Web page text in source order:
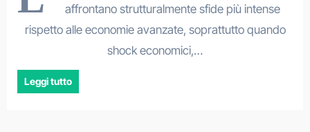
affrontano strutturalmente sfide più intense
rispetto alle economie avanzate, soprattutto quando
shock economici,…
Leggi tutto